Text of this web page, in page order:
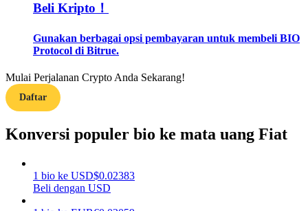
Strategi perdagangan
Pelajari cara untuk tetap menghasilkan keuntungan
Beli Kripto！
Gunakan berbagai opsi pembayaran untuk membeli BIO
Protocol di Bitrue.
Mulai Perjalanan Crypto Anda Sekarang!
Daftar
Konversi populer bio ke mata uang Fiat
1 bio ke USD$0.02383
Beli dengan USD